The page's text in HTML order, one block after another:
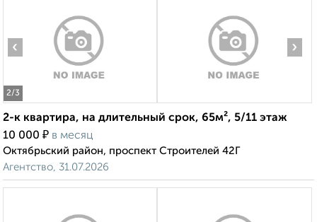
2/3
‹ ›
2-к квартира, на длительный срок, 65м², 5/11 этаж
10 000 ₽ в месяц
Октябрьский район, проспект Строителей 42Г
Агентство, 31.07.2026